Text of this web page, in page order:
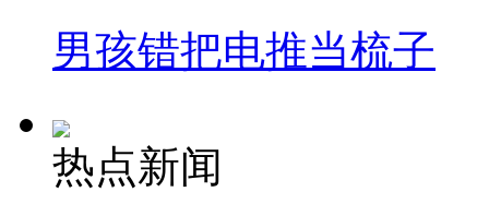
男孩错把电推当梳子
热点新闻